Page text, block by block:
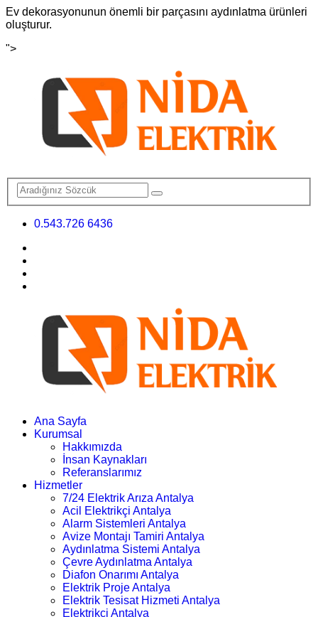
Ev dekorasyonunun önemli bir parçasını aydınlatma ürünleri
oluşturur.
">
0.543.726 6436
Ana Sayfa
Kurumsal
Hakkımızda
İnsan Kaynakları
Referanslarımız
Hizmetler
7/24 Elektrik Arıza Antalya
Acil Elektrikçi Antalya
Alarm Sistemleri Antalya
Avize Montajı Tamiri Antalya
Aydınlatma Sistemi Antalya
Çevre Aydınlatma Antalya
Diafon Onarımı Antalya
Elektrik Proje Antalya
Elektrik Tesisat Hizmeti Antalya
Elektrikçi Antalya